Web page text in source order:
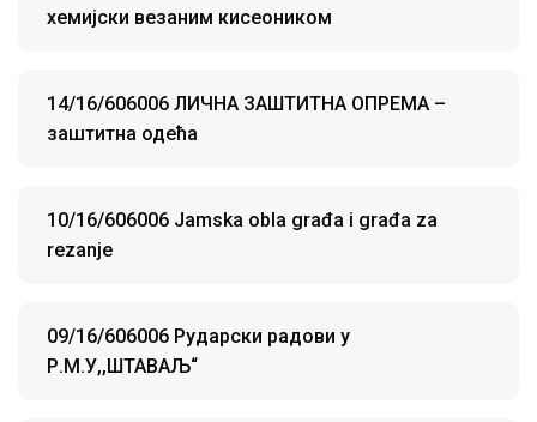
хемијски везаним кисеоником
14/16/606006 ЛИЧНА ЗАШТИТНА ОПРЕМА –
заштитна одећа
10/16/606006 Jamska obla građa i građa za
rezanje
09/16/606006 Рударски радови у
Р.М.У,,ШТАВАЉ“